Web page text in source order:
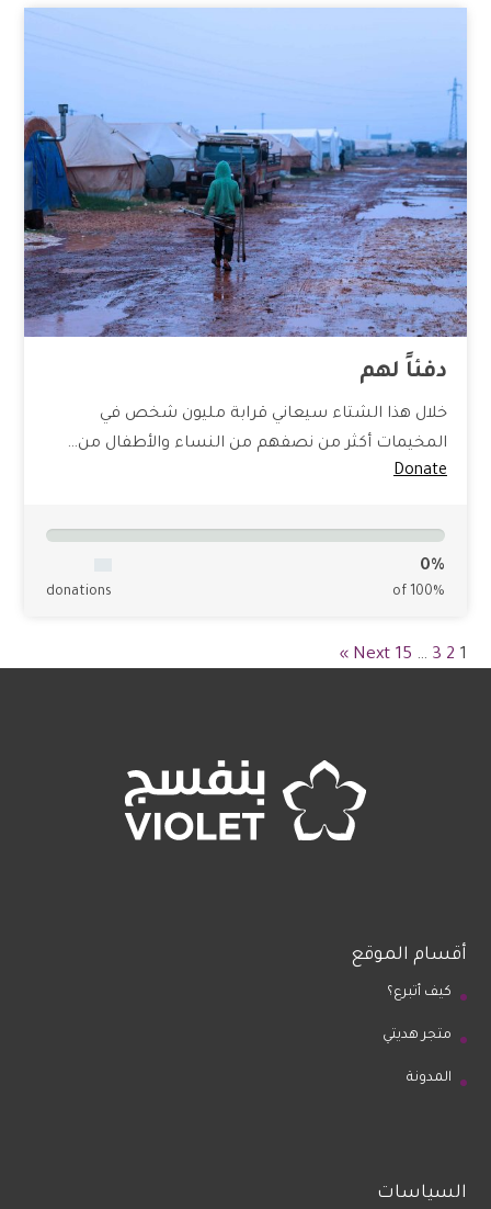
دفئاً لهم
خلال هذا الشتاء سيعاني قرابة مليون شخص في
المخيمات أكثر من نصفهم من النساء والأطفال من…
Donate
0%
of 100%
donations
1
2
3
…
15
Next »
أقسام الموقع
كيف أتبرع؟
متجر هديتي
المدونة
السياسات